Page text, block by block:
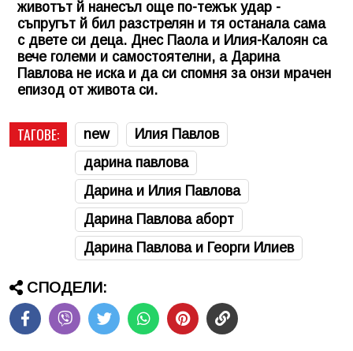
животът й нанесъл още по-тежък удар -
съпругът й бил разстрелян и тя останала сама
с двете си деца. Днес Паола и Илия-Калоян са
вече големи и самостоятелни, а Дарина
Павловане иска и да си спомня за онзи мрачен
епизод от живота си.
ТАГОВЕ: new
Илия Павлов
дарина павлова
Дарина и Илия Павлова
Дарина Павлова аборт
Дарина Павлова и Георги Илиев
СПОДЕЛИ: